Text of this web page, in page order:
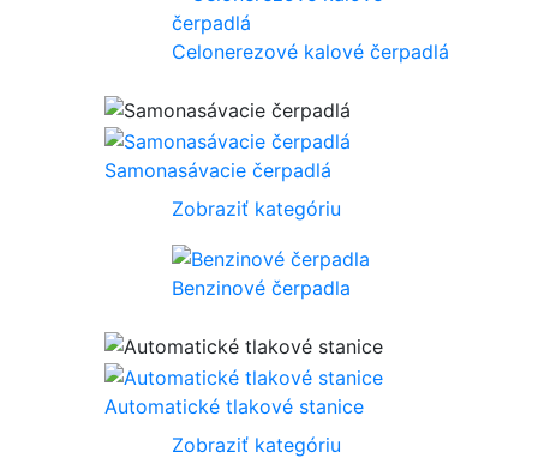
Celonerezové kalové čerpadlá
Samonasávacie čerpadlá
Zobraziť kategóriu
Benzinové čerpadla
Automatické tlakové stanice
Zobraziť kategóriu